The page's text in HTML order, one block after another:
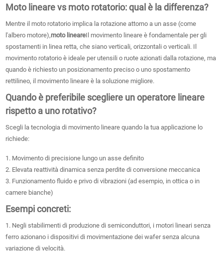
Moto lineare vs moto rotatorio: qual è la differenza?
Mentre il moto rotatorio implica la rotazione attorno a un asse (come
l'albero motore),moto lineareIl movimento lineare è fondamentale per gli
spostamenti in linea retta, che siano verticali, orizzontali o verticali. Il
movimento rotatorio è ideale per utensili o ruote azionati dalla rotazione, ma
quando è richiesto un posizionamento preciso o uno spostamento
rettilineo, il movimento lineare è la soluzione migliore.
Quando è preferibile scegliere un operatore lineare
rispetto a uno rotativo?
Scegli la tecnologia di movimento lineare quando la tua applicazione lo
richiede:
1. Movimento di precisione lungo un asse definito
2. Elevata reattività dinamica senza perdite di conversione meccanica
3. Funzionamento fluido e privo di vibrazioni (ad esempio, in ottica o in
camere bianche)
Esempi concreti:
1. Negli stabilimenti di produzione di semiconduttori, i motori lineari senza
ferro azionano i dispositivi di movimentazione dei wafer senza alcuna
variazione di velocità.